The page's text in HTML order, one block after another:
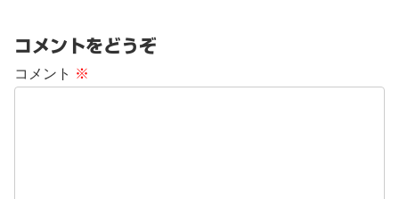
コメントをどうぞ
コメント ※